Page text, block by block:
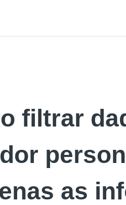
filtrar
as